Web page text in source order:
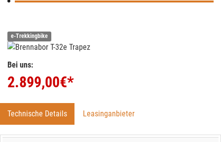
e-Trekkingbike
Bei uns:
2.899,00€*
Technische Details Leasinganbieter